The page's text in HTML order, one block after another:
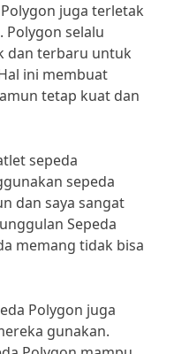
juga terletak
Polygon selalu
dan terbaru untuk
ini membuat
tetap kuat dan
sepeda
sepeda
dan saya sangat
Sepeda
memang tidak bisa
Polygon juga
gunakan.